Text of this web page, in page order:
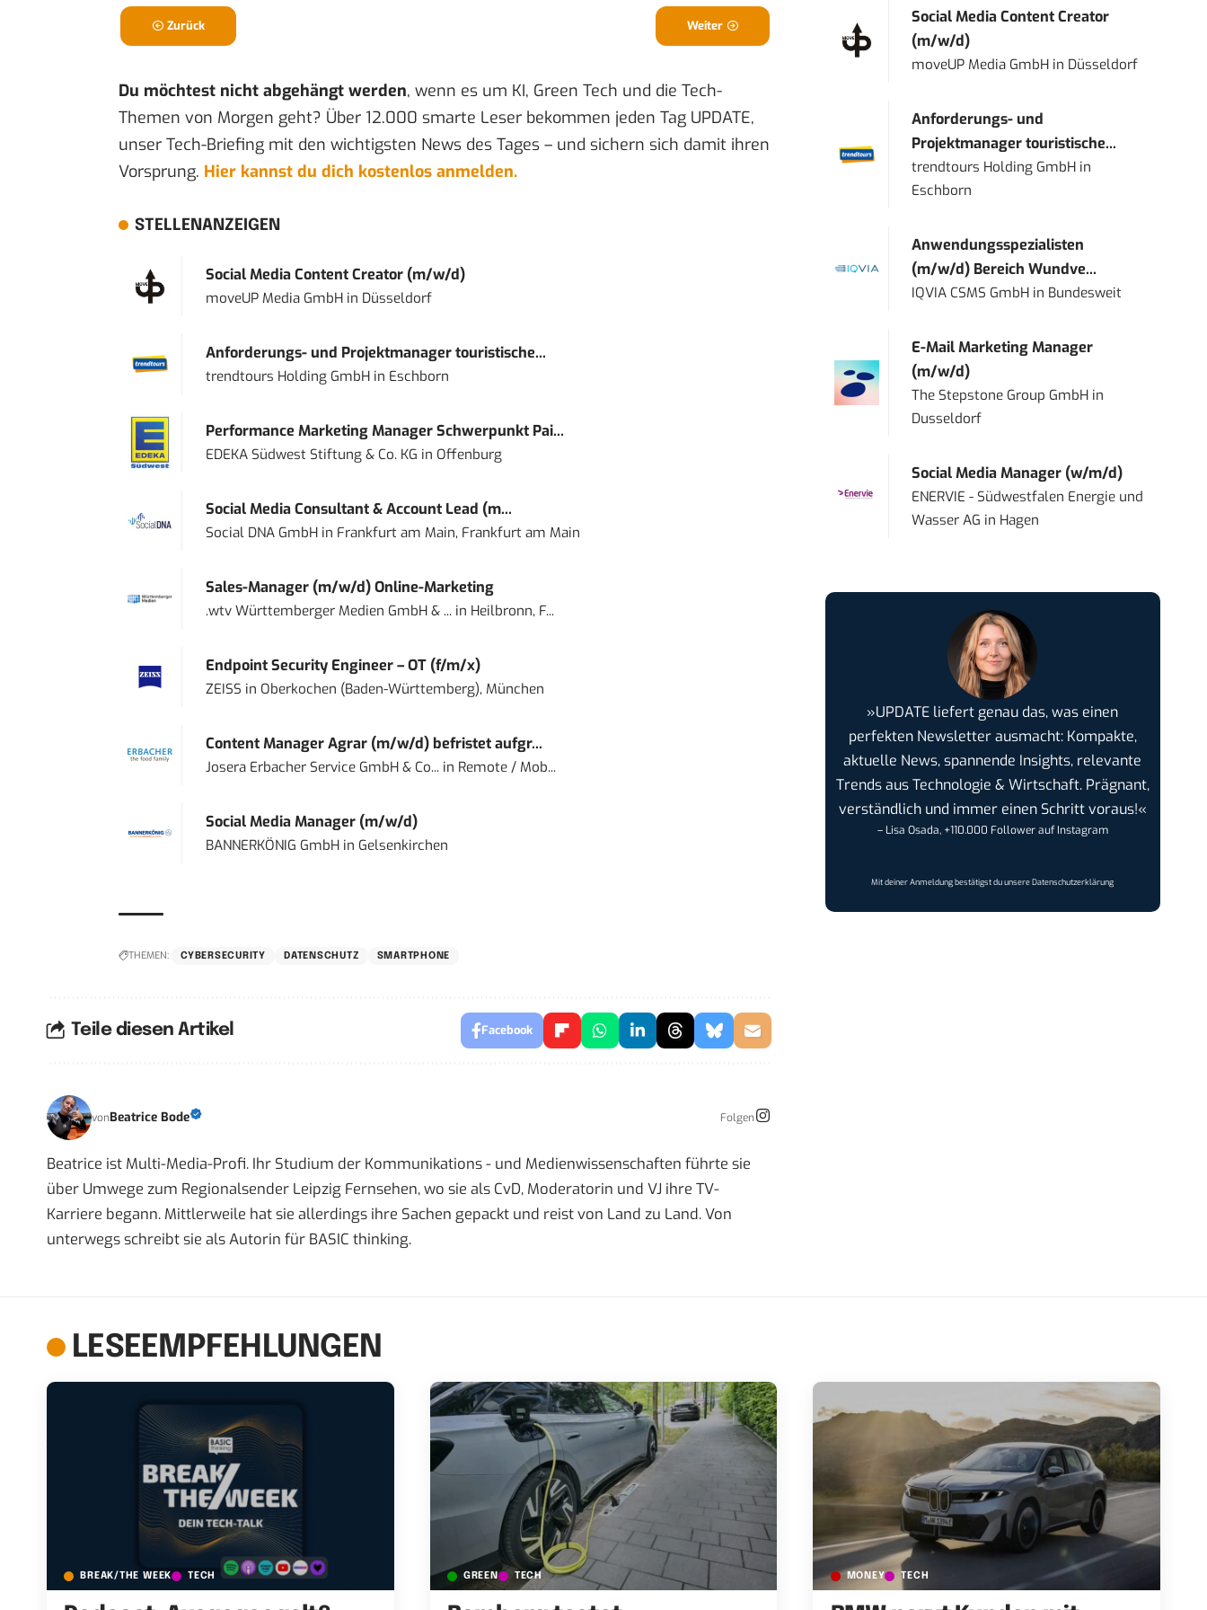
Zurück Weiter
Du möchtest nicht abgehängt werden, wenn es um KI, Green Tech und die Tech-
Themen von Morgen geht? Über 12.000 smarte Leser bekommen jeden Tag UPDATE,
unser Tech-Briefing mit den wichtigsten News des Tages – und sichern sich damit ihren
Vorsprung. Hier kannst du dich kostenlos anmelden.
STELLENANZEIGEN
Social Media Content Creator (m/w/d)
moveUP Media GmbHin Düsseldorf
Anforderungs- und Projektmanager touristische...
trendtours Holding GmbHin Eschborn
Performance Marketing Manager Schwerpunkt Pai...
EDEKA Südwest Stiftung & Co. KG in Offenburg
Social Media Consultant & Account Lead (m...
Social DNA GmbHin Frankfurt am Main, Frankfurt am Main
Sales-Manager (m/w/d) Online-Marketing
.wtv Württemberger Medien GmbH & ...in Heilbronn, F...
Endpoint Security Engineer – OT (f/m/x)
ZEISS in Oberkochen (Baden-Württemberg), München
Content Manager Agrar (m/w/d) befristet aufgr...
Josera Erbacher Service GmbH & Co...in Remote / Mob...
Social Media Manager (m/w/d)
BANNERKÖNIG GmbHin Gelsenkirchen
THEMEN: CYBERSECURITY DATENSCHUTZ SMARTPHONE
Teile diesen Artikel Facebook
vonBeatrice Bode Folgen
Beatrice ist Multi-Media-Profi. Ihr Studium der Kommunikations - und Medienwissenschaften führte sie
über Umwege zum Regionalsender Leipzig Fernsehen, wo sie als CvD, Moderatorin und VJ ihre TV-
Karriere begann. Mittlerweile hat sie allerdings ihre Sachen gepackt und reist von Land zu Land. Von
unterwegs schreibt sie als Autorin für BASIC thinking.
Social Media Content Creator
(m/w/d)
moveUP Media GmbH in Düsseldorf
Anforderungs- und
Projektmanager touristische...
trendtours Holding GmbH in
Eschborn
Anwendungsspezialisten
(m/w/d) Bereich Wundve...
IQVIA CSMS GmbH in Bundesweit
E-Mail Marketing Manager
(m/w/d)
The Stepstone Group GmbH in
Dusseldorf
Social Media Manager (w/m/d)
ENERVIE - Südwestfalen Energie und
Wasser AG in Hagen
»UPDATE liefert genau das, was einen
perfekten Newsletter ausmacht: Kompakte,
aktuelle News, spannende Insights, relevante
Trends aus Technologie & Wirtschaft. Prägnant,
verständlich und immer einen Schritt voraus!«
– Lisa Osada, +110.000 Follower auf Instagram
Mit deiner Anmeldung bestätigst du unsereDatenschutzerklärung
LESEEMPFEHLUNGEN
BREAK/THE WEEK TECH GREEN TECH MONEY TECH